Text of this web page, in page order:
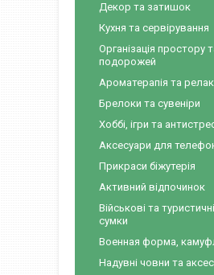
Декор та затишок
Кухня та сервірування
Організація простору
подорожей
Ароматерапія та
Брелоки та сувеніри
Хоббі, ігри та
Аксесуари для
Прикраси біжутерія
Активний відпочинок
Військові та
сумки
Военная форма,
Надувні човни та